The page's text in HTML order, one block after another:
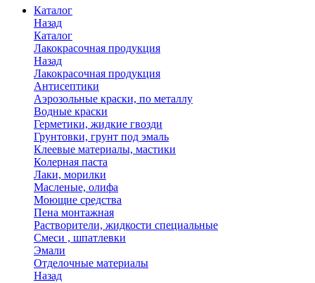
Каталог
Назад
Каталог
Лакокрасочная продукция
Назад
Лакокрасочная продукция
Антисептики
Аэрозольные краски, по металлу
Водные краски
Герметики, жидкие гвозди
Грунтовки, грунт под эмаль
Клеевые материалы, мастики
Колерная паста
Лаки, морилки
Масленые, олифа
Моющие средства
Пена монтажная
Растворители, жидкости специальные
Смеси , шпатлевки
Эмали
Отделочные материалы
Назад